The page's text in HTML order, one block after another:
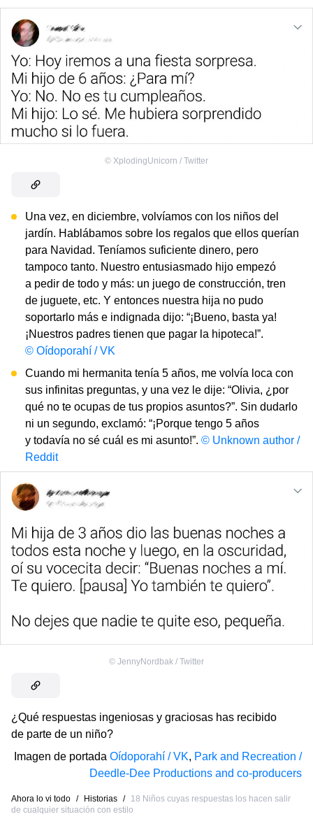
© XplodingUnicorn / Twitter
Una vez, en diciembre, volvíamos con los niños del
jardín. Hablábamos sobre los regalos que ellos querían
para Navidad. Teníamos suficiente dinero, pero
tampoco tanto. Nuestro entusiasmado hijo empezó
a pedir de todo y más: un juego de construcción, tren
de juguete, etc. Y entonces nuestra hija no pudo
soportarlo más e indignada dijo: “¡Bueno, basta ya!
¡Nuestros padres tienen que pagar la hipoteca!”.
© Oídoporahí / VK
Cuando mi hermanita tenía 5 años, me volvía loca con
sus infinitas preguntas, y una vez le dije: “Olivia, ¿por
qué no te ocupas de tus propios asuntos?”. Sin dudarlo
ni un segundo, exclamó: “¡Porque tengo 5 años
y todavía no sé cuál es mi asunto!”. © Unknown author /
Reddit
© JennyNordbak / Twitter
¿Qué respuestas ingeniosas y graciosas has recibido
de parte de un niño?
Imagen de portada Oídoporahí / VK, Park and Recreation /
Deedle-Dee Productions and co-producers
Ahora lo vi todo / Historias /
18 Niños cuyas respuestas los hacen salir
de cualquier situación con estilo